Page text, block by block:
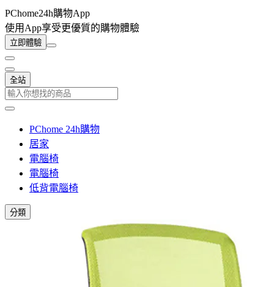
PChome24h購物App
使用App享受更優質的購物體驗
立即體驗
全站
PChome 24h購物
居家
電腦椅
電腦椅
低背電腦椅
分類